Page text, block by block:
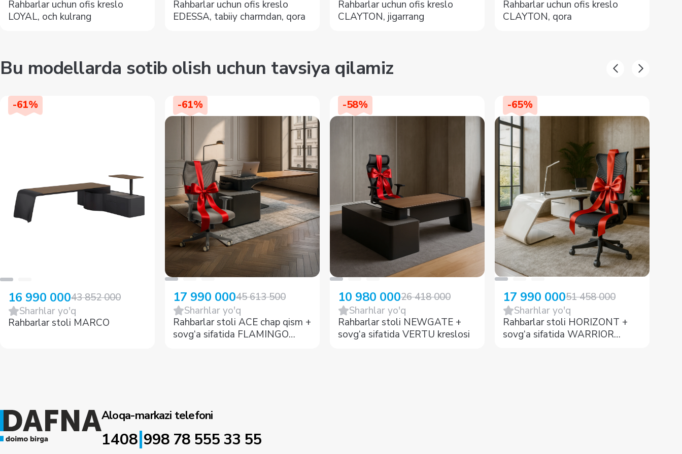
Rahbarlar uchun ofis kreslo
LOYAL, och kulrang
Rahbarlar uchun ofis kreslo
EDESSA, tabiiy charmdan, qora
Rahbarlar uchun ofis kreslo
CLAYTON, jigarrang
Rahbarlar uchun ofis kreslo
CLAYTON, qora
Bu modellarda sotib olish uchun tavsiya qilamiz
-61%
16 990 00043 852 000
Sharhlar yo'q
Rahbarlar stoli MARCO
-61%
17 990 00045 613 500
Sharhlar yo'q
Rahbarlar stoli ACE chap qism +
sovg‘a sifatida FLAMINGO
-58%
10 980 00026 418 000
Sharhlar yo'q
Rahbarlar stoli NEWGATE +
sovg‘a sifatida VERTU kreslosi
-65%
17 990 00051 458 000
Sharhlar yo'q
Rahbarlar stoli HORIZONT +
sovg‘a sifatida WARRIOR
Aloqa-markazi telefoni
1408|998 78 555 33 55